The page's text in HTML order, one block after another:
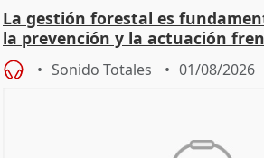
La gestión forestal es
la prevención y la actuación
Sonido Totales 01/08/2026